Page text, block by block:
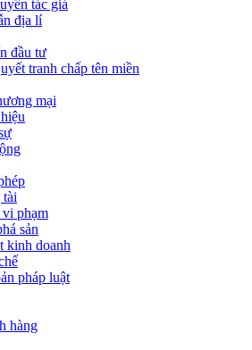
tác giả
địa lí
đầu tư
tranh chấp tên miền
mại
tài
phạm
sản
kinh doanh
pháp luật
hàng